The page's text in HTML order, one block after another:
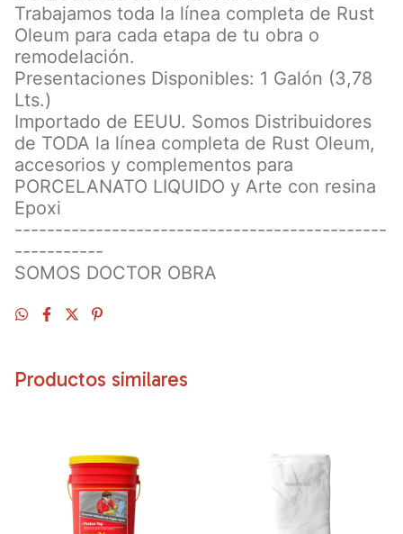
Trabajamos toda la línea completa de Rust
Oleum para cada etapa de tu obra o
remodelación.
Presentaciones Disponibles: 1 Galón (3,78
Lts.)
Importado de EEUU. Somos Distribuidores
de TODA la línea completa de Rust Oleum,
accesorios y complementos para
PORCELANATO LIQUIDO y Arte con resina
Epoxi
----------------------------------------------
-----------
SOMOS DOCTOR OBRA
Productos similares